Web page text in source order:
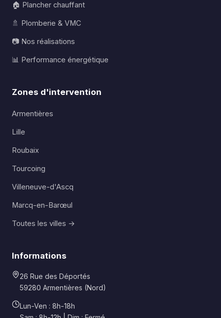
🏠 Plancher chauffant
🚿 Plomberie & VMC
📷 Nos réalisations
📊 Performance énergétique
Zones d'intervention
Armentières
Lille
Roubaix
Tourcoing
Villeneuve-d'Ascq
Marcq-en-Barœul
Toutes les villes →
Informations
26 Rue des Déportés
59280 Armentières (Nord)
Lun-Ven : 8h-18h